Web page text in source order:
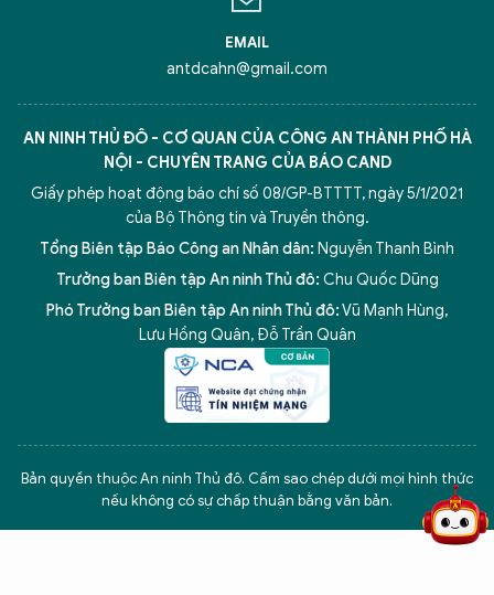
EMAIL
antdcahn@gmail.com
AN NINH THỦ ĐÔ - CƠ QUAN CỦA CÔNG AN THÀNH PHỐ HÀ
NỘI - CHUYÊN TRANG CỦA BÁO CAND
Giấy phép hoạt động báo chí số 08/GP-BTTTT, ngày 5/1/2021
của Bộ Thông tin và Truyền thông.
Tổng Biên tập Báo Công an Nhân dân: Nguyễn Thanh Bình
Trưởng ban Biên tập An ninh Thủ đô: Chu Quốc Dũng
Phó Trưởng ban Biên tập An ninh Thủ đô:Vũ Mạnh Hùng,
Lưu Hồng Quân, Đỗ Trần Quân
Bản quyền thuộc An ninh Thủ đô. Cấm sao chép dưới mọi hình thức
nếu không có sự chấp thuận bằng văn bản.
5 điểm nghẽn của Hà Nội giải pháp xử lý điểm nghẽn của